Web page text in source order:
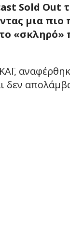
Sold Out
μια
«σκληρό»
δεν